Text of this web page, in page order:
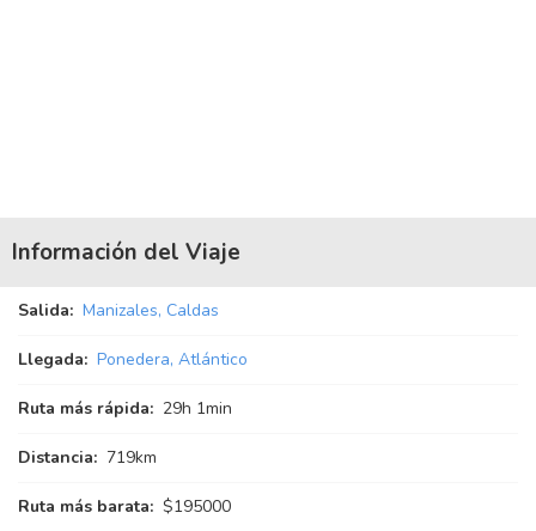
Información del Viaje
Salida: Manizales, Caldas
Llegada: Ponedera, Atlántico
Ruta más rápida: 29h 1min
Distancia: 719km
Ruta más barata: $195000